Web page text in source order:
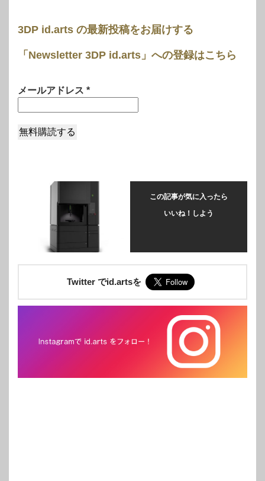
3DP id.arts の最新投稿をお届けする
「Newsletter 3DP id.arts」への登録はこちら
メールアドレス *
この記事が気に入ったら
いいね！しよう
Twitter でid.artsを